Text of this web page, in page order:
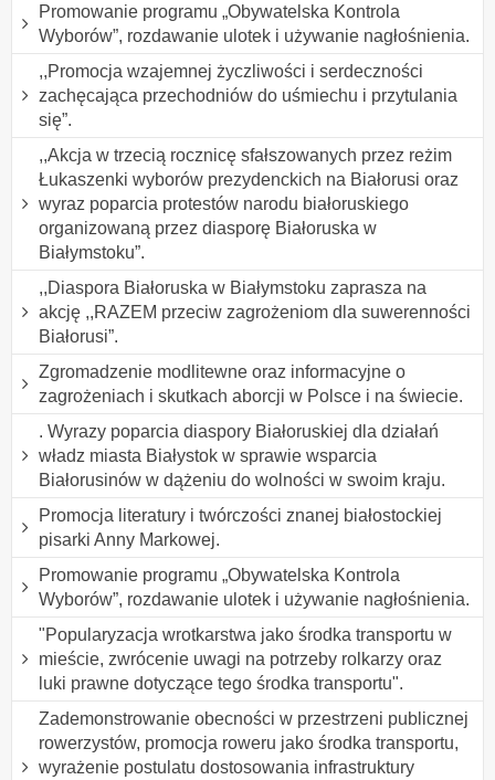
Promowanie programu „Obywatelska Kontrola
Wyborów”, rozdawanie ulotek i używanie nagłośnienia.
,,Promocja wzajemnej życzliwości i serdeczności
zachęcająca przechodniów do uśmiechu i przytulania
się”.
,,Akcja w trzecią rocznicę sfałszowanych przez reżim
Łukaszenki wyborów prezydenckich na Białorusi oraz
wyraz poparcia protestów narodu białoruskiego
organizowaną przez diasporę Białoruska w
Białymstoku”.
,,Diaspora Białoruska w Białymstoku zaprasza na
akcję ,,RAZEM przeciw zagrożeniom dla suwerenności
Białorusi”.
Zgromadzenie modlitewne oraz informacyjne o
zagrożeniach i skutkach aborcji w Polsce i na świecie.
. Wyrazy poparcia diaspory Białoruskiej dla działań
władz miasta Białystok w sprawie wsparcia
Białorusinów w dążeniu do wolności w swoim kraju.
Promocja literatury i twórczości znanej białostockiej
pisarki Anny Markowej.
Promowanie programu „Obywatelska Kontrola
Wyborów”, rozdawanie ulotek i używanie nagłośnienia.
"Popularyzacja wrotkarstwa jako środka transportu w
mieście, zwrócenie uwagi na potrzeby rolkarzy oraz
luki prawne dotyczące tego środka transportu".
Zademonstrowanie obecności w przestrzeni publicznej
rowerzystów, promocja roweru jako środka transportu,
wyrażenie postulatu dostosowania infrastruktury